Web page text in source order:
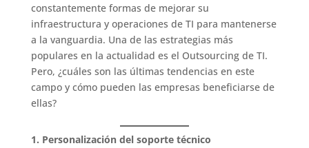
constantemente formas de mejorar su
infraestructura y operaciones de TI para mantenerse
a la vanguardia. Una de las estrategias más
populares en la actualidad es el Outsourcing de TI.
Pero, ¿cuáles son las últimas tendencias en este
campo y cómo pueden las empresas beneficiarse de
ellas?
1. Personalización del soporte técnico